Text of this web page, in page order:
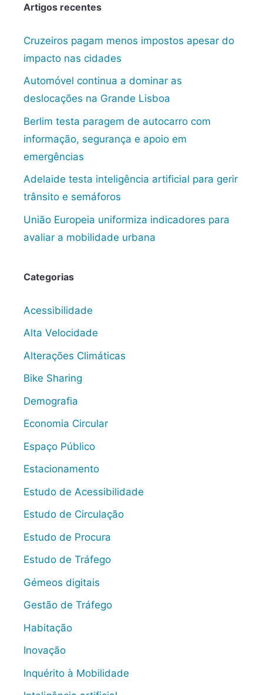
Artigos recentes
Cruzeiros pagam menos impostos apesar do
impacto nas cidades
Automóvel continua a dominar as
deslocações na Grande Lisboa
Berlim testa paragem de autocarro com
informação, segurança e apoio em
emergências
Adelaide testa inteligência artificial para gerir
trânsito e semáforos
União Europeia uniformiza indicadores para
avaliar a mobilidade urbana
Categorias
Acessibilidade
Alta Velocidade
Alterações Climáticas
Bike Sharing
Demografia
Economia Circular
Espaço Público
Estacionamento
Estudo de Acessibilidade
Estudo de Circulação
Estudo de Procura
Estudo de Tráfego
Gémeos digitais
Gestão de Tráfego
Habitação
Inovação
Inquérito à Mobilidade